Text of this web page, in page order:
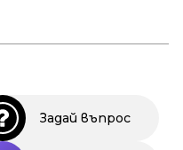
Задай въпрос